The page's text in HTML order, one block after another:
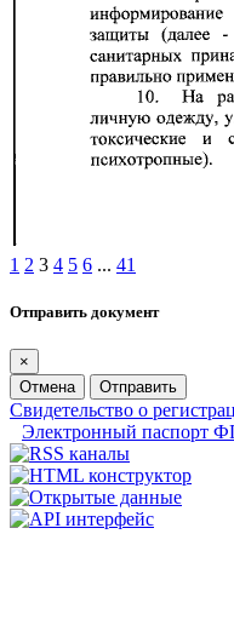
1 2 3 4 5 6 ... 41
Отправить документ
×
Отмена
Отправить
Свидетельство о
Электронный паспорт